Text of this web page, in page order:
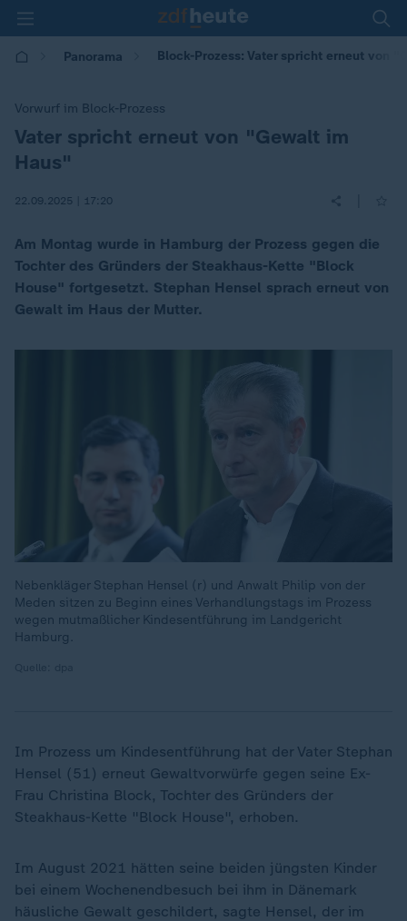
Panorama Block-Prozess: Vater spricht erneut von
Vorwurf im Block-Prozess
:
Vater spricht erneut von "Gewalt im
Haus"
22.09.2025 | 17:20
Am Montag wurde in Hamburg der Prozess gegen die
Tochter des Gründers der Steakhaus-Kette "Block
House" fortgesetzt. Stephan Hensel sprach erneut von
Gewalt im Haus der Mutter.
Nebenkläger Stephan Hensel (r) und Anwalt Philip von der
Meden sitzen zu Beginn eines Verhandlungstags im Prozess
wegen mutmaßlicher Kindesentführung im Landgericht
Hamburg.
Im Prozess um Kindesentführung hat der Vater Stephan
Hensel (51) erneut Gewaltvorwürfe gegen seine Ex-
Frau Christina Block, Tochter des Gründers der
Steakhaus-Kette "Block House", erhoben.
Im August 2021 hätten seine beiden jüngsten Kinder
bei einem Wochenendbesuch bei ihm in Dänemark
häusliche Gewalt geschildert, sagte Hensel, der im